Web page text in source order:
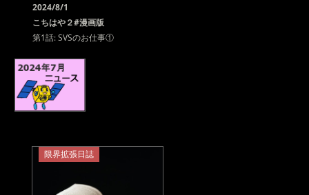
2024/8/1
こちはや２#漫画版
第1話: SVSのお仕事①
限界拡張日誌